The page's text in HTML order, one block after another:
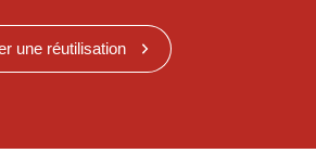
une réutilisation